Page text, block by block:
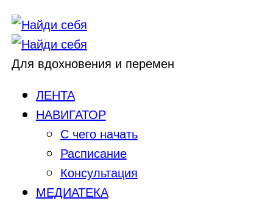
Для вдохновения и перемен
ЛЕНТА
НАВИГАТОР
С чего начать
Расписание
Консультация
МЕДИАТЕКА